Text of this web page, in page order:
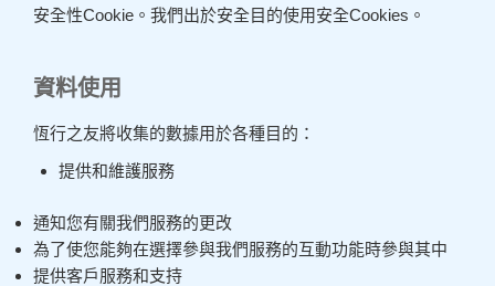
安全性Cookie。我們出於安全目的使用安全Cookies。
資料使用
恆行之友將收集的數據用於各種目的：
提供和維護服務
通知您有關我們服務的更改
為了使您能夠在選擇參與我們服務的互動功能時參與其中
提供客戶服務和支持